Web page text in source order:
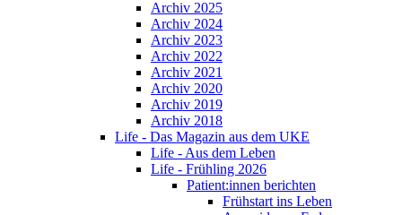
Archiv 2025
Archiv 2024
Archiv 2023
Archiv 2022
Archiv 2021
Archiv 2020
Archiv 2019
Archiv 2018
Life - Das Magazin aus dem UKE
Life - Aus dem Leben
Life - Frühling 2026
Patient:innen berichten
Frühstart ins Leben